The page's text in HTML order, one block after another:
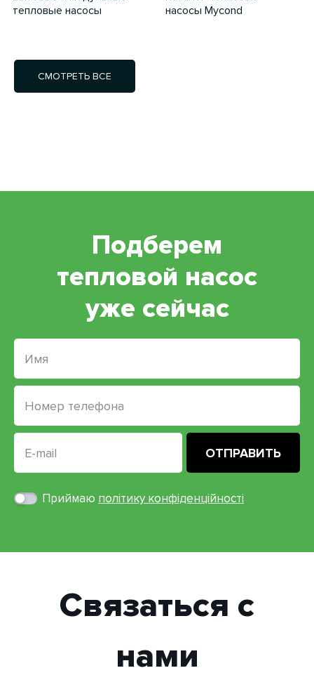
тепловые насосы
насосы Mycond
СМОТРЕТЬ ВСЕ
Подберем
тепловой насос
уже сейчас
Приймаю політику конфіденційності
Связаться с
нами